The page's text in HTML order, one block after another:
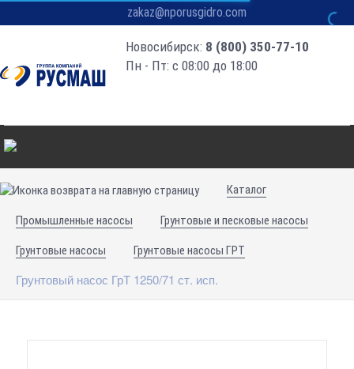
zakaz@nporusgidro.com
Новосибирск: 8 (800) 350-77-10
Пн - Пт: с 08:00 до 18:00
Каталог
Промышленные насосы Грунтовые и песковые насосы
Грунтовые насосы Грунтовые насосы ГРТ
Грунтовый насос ГрТ 1250/71 ст. исп.